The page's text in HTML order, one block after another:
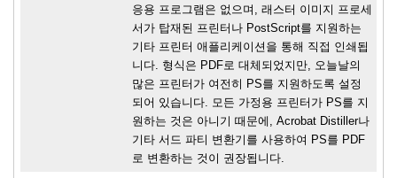
응용 프로그램은 없으며, 래스터 이미지 프로세
서가 탑재된 프린터나 PostScript를 지원하는
기타 프린터 애플리케이션을 통해 직접 인쇄됩
니다. 형식은 PDF로 대체되었지만, 오늘날의
많은 프린터가 여전히 PS를 지원하도록 설정
되어 있습니다. 모든 가정용 프린터가 PS를 지
원하는 것은 아니기 때문에, Acrobat Distiller나
기타 서드 파티 변환기를 사용하여 PS를 PDF
로 변환하는 것이 권장됩니다.